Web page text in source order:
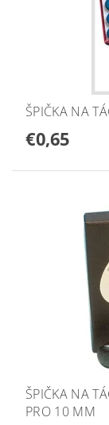
ŠPIČKA NA
€0,65
ŠPIČKA NA
PRO 10 MM